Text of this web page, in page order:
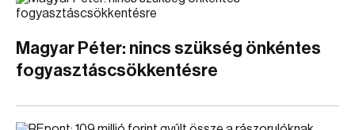
Magyar Péter: nincs szükség önkéntes
fogyasztáscsökkentésre